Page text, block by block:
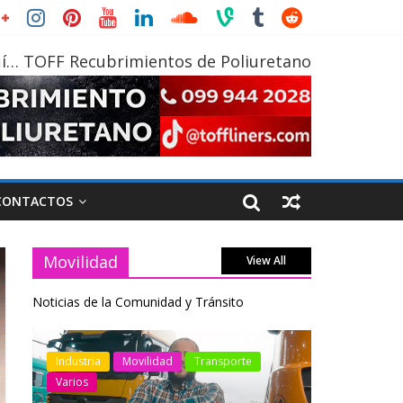
TOFF Recubrimientos de Poliuretano
Movilidad View All
Noticias de la Comunidad y Tránsito
Industria Movilidad
Transporte
Varios